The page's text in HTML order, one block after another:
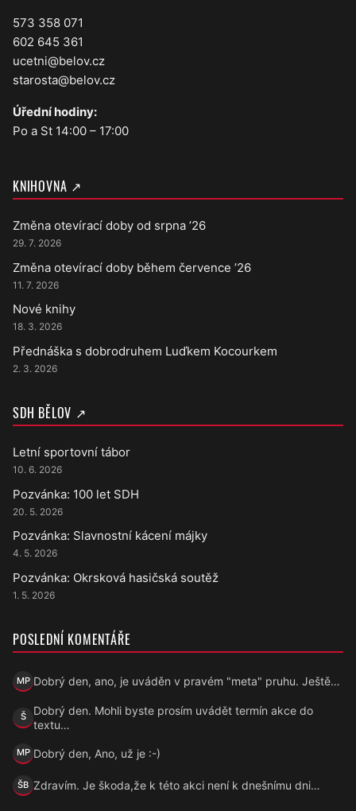
573 358 071
602 645 361
ucetni@belov.cz
starosta@belov.cz
Úřední hodiny:
Po a St 14:00 – 17:00
KNIHOVNA ↗
Změna otevírací doby od srpna ’26
29. 7. 2026
Změna otevírací doby během července ’26
11. 7. 2026
Nové knihy
18. 3. 2026
Přednáška s dobrodruhem Luďkem Kocourkem
2. 3. 2026
SDH BĚLOV ↗
Letní sportovní tábor
10. 6. 2026
Pozvánka: 100 let SDH
20. 5. 2026
Pozvánka: Slavnostní kácení májky
4. 5. 2026
Pozvánka: Okrsková hasičská soutěž
1. 5. 2026
POSLEDNÍ KOMENTÁŘE
MP
Marek Přecechtěl
Dobrý den, ano, je uváděn v pravém "meta" pruhu. Ještě…
ŠŠárka
Dobrý den. Mohli byste prosím uvádět termín akce do
textu…
MPMarek Přecechtěl
Dobrý den, Ano, už je :-)
ŠBŠárka B.
Zdravím. Je škoda,že k této akci není k dnešnímu dni…